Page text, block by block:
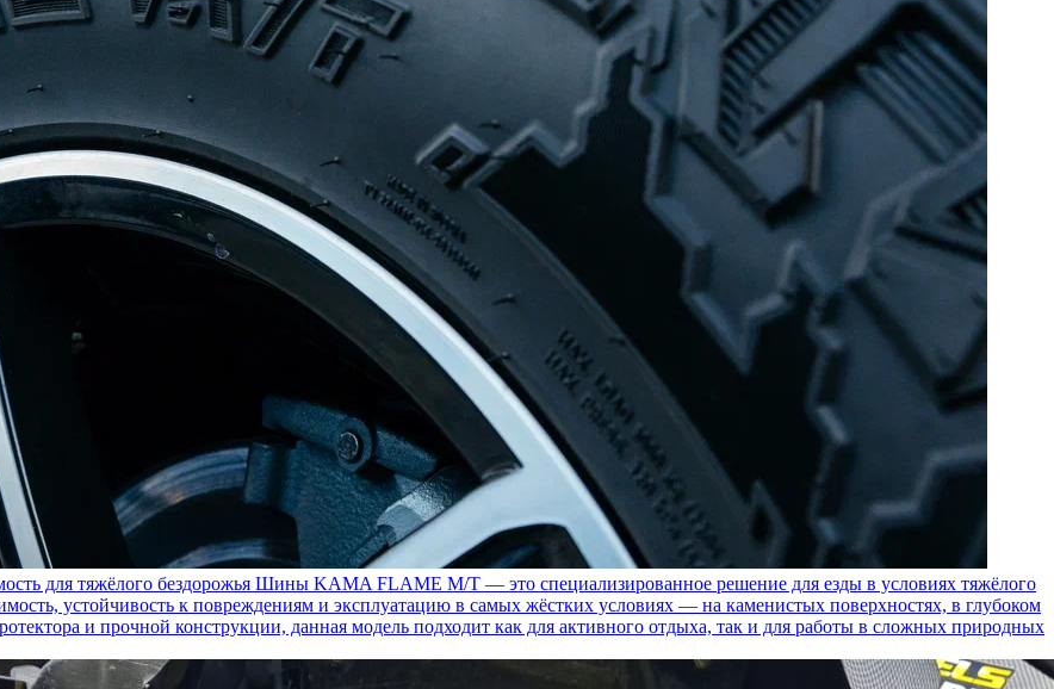
для тяжёлого бездорожья Шины KAMA FLAME M/T — это специализированное решение для езды в условиях тяжёлого
устойчивость к повреждениям и эксплуатацию в самых жёстких условиях — на каменистых поверхностях, в глубоком
и прочной конструкции, данная модель подходит как для активного отдыха, так и для работы в сложных природных